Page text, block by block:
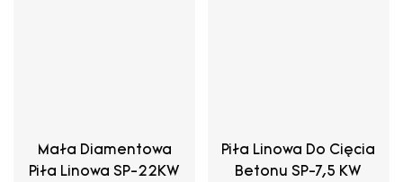
Mała Diamentowa
Piła Linowa SP-22KW
Piła Linowa Do Cięcia
Betonu SP-7,5 KW